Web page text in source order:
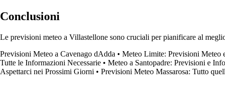
Conclusioni
Le previsioni meteo a Villastellone sono cruciali per pianificare al
Previsioni Meteo a Cavenago dAdda • Meteo Limite: Previsioni Meteo
Tutte le Informazioni Necessarie • Meteo a Santopadre: Previsioni e
Aspettarci nei Prossimi Giorni • Previsioni Meteo Massarosa: Tutto